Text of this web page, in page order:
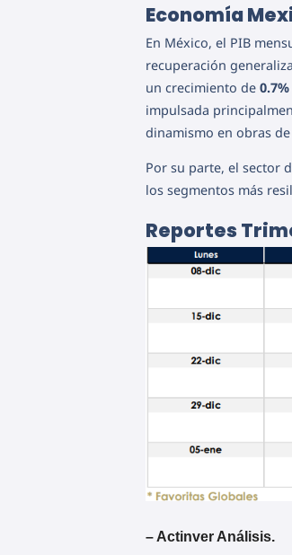
Economía
En México, el PIB
recuperación
un crecimiento de
impulsada
dinamismo en obras
Por su parte, el sector
los segmentos más
Reportes
– Actinver Análisis.